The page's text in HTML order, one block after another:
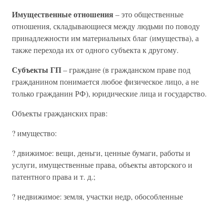
Имущественные отношения – это общественные
отношения, складывающиеся между людьми по поводу
принадлежности им материальных благ (имущества), а
также перехода их от одного субъекта к другому.
Субъекты ГП– граждане (в гражданском праве под
гражданином понимается любое физическое лицо, а не
только гражданин РФ), юридические лица и государство.
Объекты гражданских прав:
? имущество:
? движимое: вещи, деньги, ценные бумаги, работы и
услуги, имущественные права, объекты авторского и
патентного права и т. д.;
? недвижимое: земля, участки недр, обособленные